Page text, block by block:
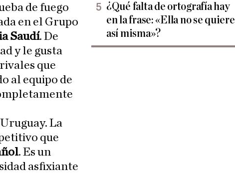
de fuego
en el Grupo
Saudí. De
y le gusta
que
al equipo de
La
que
. Es un
asfixiante
¿Qué falta de ortografía hay
en la frase: «Ella no se quiere
así misma»?